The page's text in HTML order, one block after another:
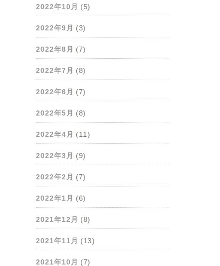
2022年10月 (5)
2022年9月 (3)
2022年8月 (7)
2022年7月 (8)
2022年6月 (7)
2022年5月 (8)
2022年4月 (11)
2022年3月 (9)
2022年2月 (7)
2022年1月 (6)
2021年12月 (8)
2021年11月 (13)
2021年10月 (7)